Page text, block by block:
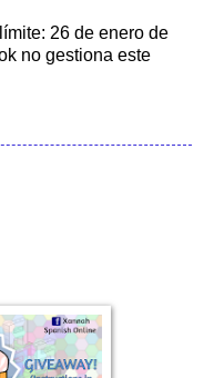
26 de enero de
no gestiona este